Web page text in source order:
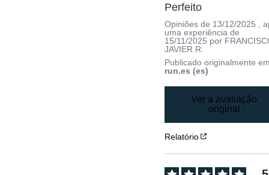
Perfeito
Opiniões de 13/12/2025
,
uma experiência de
15/11/2025 por
JAVIER R.
Publicado originalmente
run.es (es)
Ver a avaliação
original
Relatório